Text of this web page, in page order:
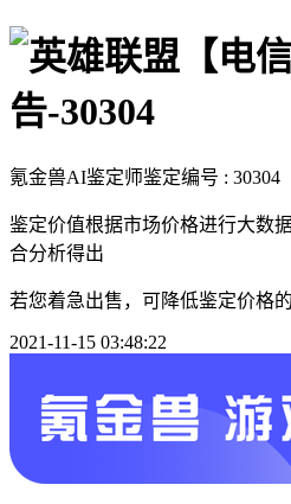
氪金兽AI鉴定师鉴定编号 : 30304
鉴定价值根据市场价格进行大数
合分析得出
若您着急出售，可降低鉴定价格
2021-11-15 03:48:22